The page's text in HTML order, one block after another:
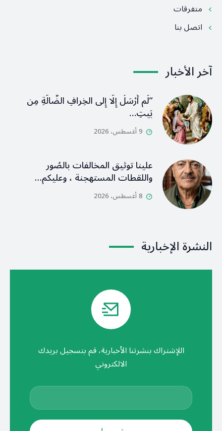
متفرقات
اتصل بنا
آخر الأخبار
“لَم أُرْسَلْ إِلَّا إِلى الخِرافِ الضَّالَّةِ مِن
بَيتِ…
9 أغسطس، 2026
علينا توثيق المخالفات بالصُور
واللقطات المستهجنة ، وعليكم…
8 أغسطس، 2026
النشرة الإخبارية
اللإشتراك بنشرتنا الأخبارية، قم بتسجيل بريدك
الالكتروني